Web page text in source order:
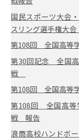
国民スポーツ大会
スリング選手権大
第108回 全国高等
第30回記念 全国
戦
第108回 全国高等
第108回 全国高
戦 報告
浪商高校ハンド